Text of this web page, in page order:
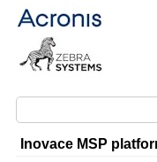
Inovace MSP